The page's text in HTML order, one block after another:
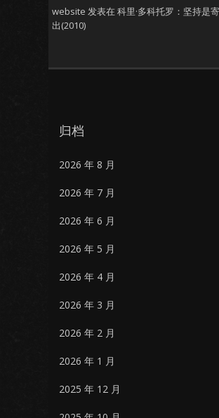
website 发表在 科里·多科托罗：坚持是
出(2010)
归档
2026 年 8 月
2026 年 7 月
2026 年 6 月
2026 年 5 月
2026 年 4 月
2026 年 3 月
2026 年 2 月
2026 年 1 月
2025 年 12 月